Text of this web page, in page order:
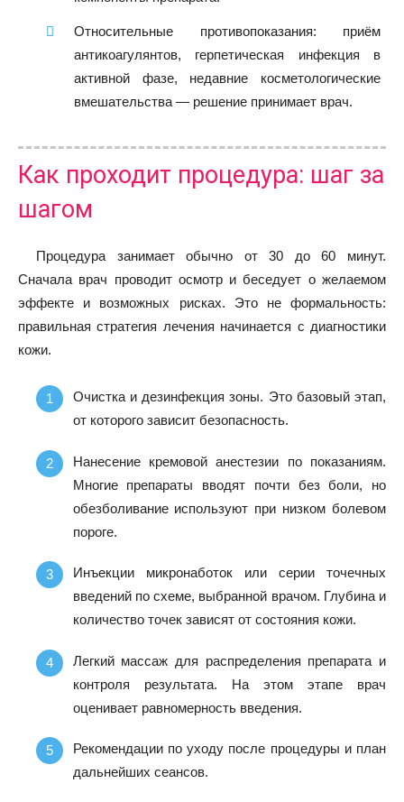
Относительные противопоказания: приём
антикоагулянтов, герпетическая инфекция в
активной фазе, недавние косметологические
вмешательства — решение принимает врач.
Как проходит процедура: шаг за
шагом
Процедура занимает обычно от 30 до 60 минут.
Сначала врач проводит осмотр и беседует о желаемом
эффекте и возможных рисках. Это не формальность:
правильная стратегия лечения начинается с диагностики
кожи.
Очистка и дезинфекция зоны. Это базовый этап,
от которого зависит безопасность.
Нанесение кремовой анестезии по показаниям.
Многие препараты вводят почти без боли, но
обезболивание используют при низком болевом
пороге.
Инъекции микронаботок или серии точечных
введений по схеме, выбранной врачом. Глубина и
количество точек зависят от состояния кожи.
Легкий массаж для распределения препарата и
контроля результата. На этом этапе врач
оценивает равномерность введения.
Рекомендации по уходу после процедуры и план
дальнейших сеансов.